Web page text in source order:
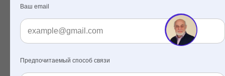
Ваш email
Предпочитаемый способ связи